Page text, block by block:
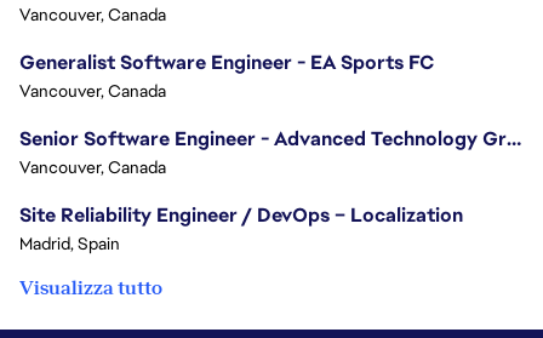
Vancouver, Canada
Generalist Software Engineer - EA Sports FC
Vancouver, Canada
Senior Software Engineer - Advanced Technology Group
Vancouver, Canada
Site Reliability Engineer / DevOps – Localization
Madrid, Spain
Visualizza tutto